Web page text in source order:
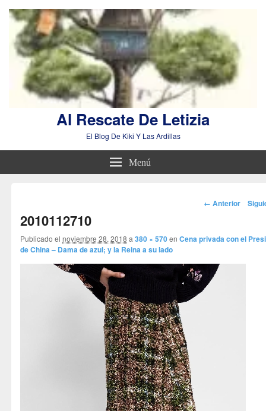
Al Rescate De Letizia
El Blog De Kiki Y Las Ardillas
Menú
Navegador
← Anterior
2010112710
Publicado el noviembre 28, 2018 a380 × 570enCena privada con el
de China – Dama de azul; y la Reina a su lado